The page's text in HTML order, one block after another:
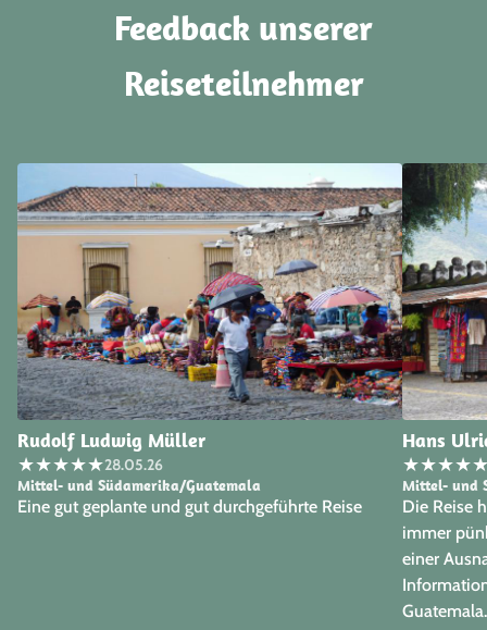
Feedback unserer
Reiseteilnehmer
Rudolf Ludwig Müller
★★★★★28.05.26
Mittel- und Südamerika/Guatemala
Eine gut geplante und gut durchgeführte Reise
Hans
★★★★
Mittel- und
Die Reise
immer
einer